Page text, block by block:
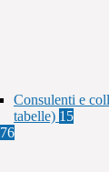
Consulenti e
tabelle) 15
76